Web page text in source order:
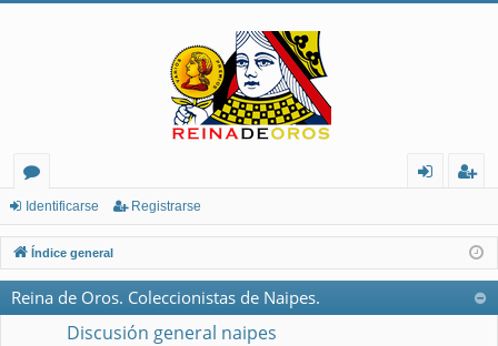
or
os
nt
ifi
ist
ra
Identificarse Registrarse
Índice general
Reina de Oros. Coleccionistas de Naipes.
Discusión general naipes